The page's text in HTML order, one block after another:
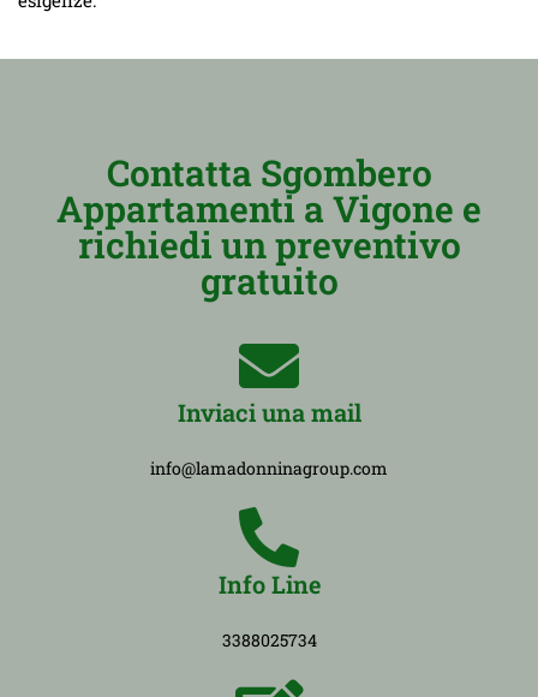
Contatta Sgombero
Appartamenti a Vigone e
richiedi un preventivo
gratuito
Inviaci una mail
info@lamadonninagroup.com
Info Line
3388025734